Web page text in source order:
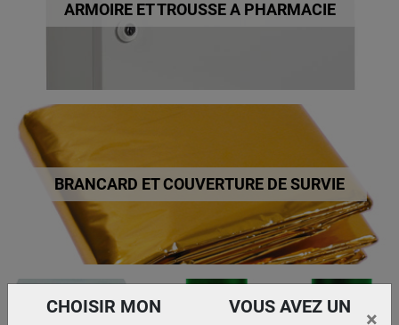
ARMOIRE ET TROUSSE A PHARMACIE
BRANCARD ET COUVERTURE DE SURVIE
CHOISIR MON
VOUS AVEZ UN
×